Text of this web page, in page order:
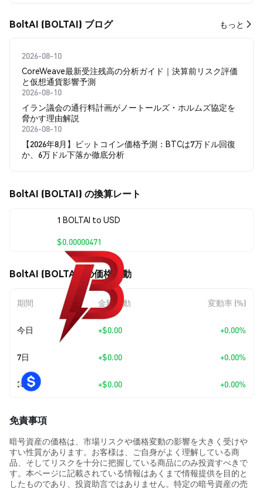
BoltAI (BOLTAI) ブログ もっと
2026-08-10
CoreWeave最新受注残高の分析ガイド｜決算前リスク評価
と仮想通貨影響予測
2026-08-10
イラン議会の通行料計画がノートールズ・ホルムズ協定を
脅かす理由解説
2026-08-10
【2026年8月】ビットコイン価格予測：BTCは7万ドル回復
か、6万ドル下落か徹底分析
BoltAI (BOLTAI) の換算レート
1 BOLTAI to USD
$0.00000471
BoltAI (BOLTAI) の価格変動
期間 金額変動 変動率 (%)
今日 +$0.00 +0.00%
7日 +$0.00 +0.00%
30日 +$0.00 +0.00%
免責事項
暗号資産の価格は、市場リスクや価格変動の影響を大きく受けや
すい性質があります。お客様は、ご自身がよく理解している商
品、そしてリスクを十分に把握している商品にのみ投資すべきで
す。本ページに記載されている情報はあくまで情報提供を目的と
したものであり、投資助言ではありません。特定の暗号資産の売